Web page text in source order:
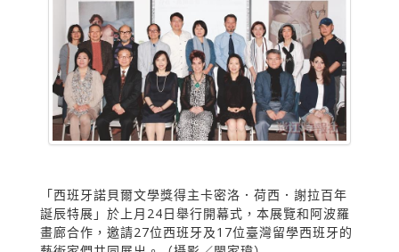
「西班牙諾貝爾文學獎得主卡密洛．荷西．謝拉百年
誕辰特展」於上月24日舉行開幕式，本展覽和阿波羅
畫廊合作，邀請27位西班牙及17位臺灣留學西班牙的